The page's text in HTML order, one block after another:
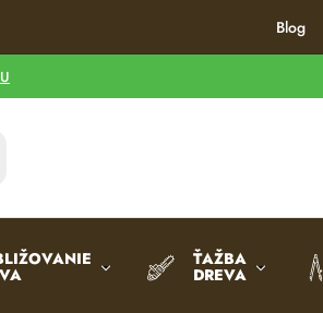
Blog
ŤAŽBA
DREVA